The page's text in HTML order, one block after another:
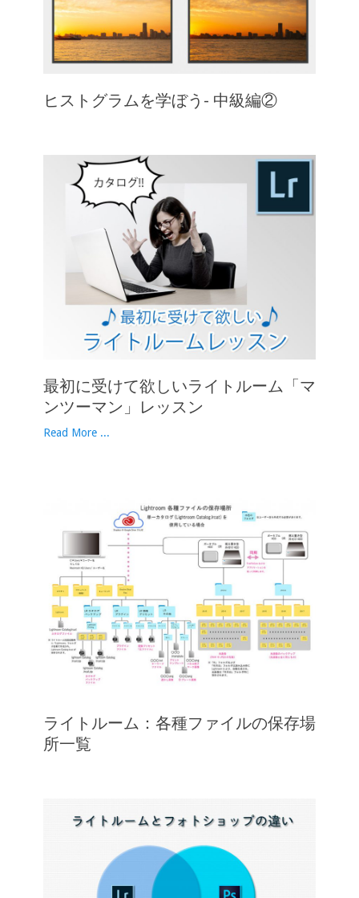
ヒストグラムを学ぼう- 中級編②
最初に受けて欲しいライトルーム「マ
ンツーマン」レッスン
Read More ...
ライトルーム：各種ファイルの保存場
所一覧